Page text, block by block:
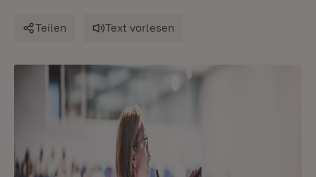
Teilen Text vorlesen